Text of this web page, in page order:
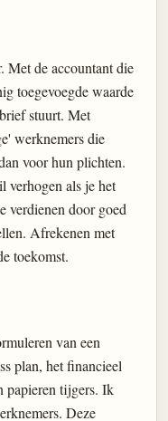
Met de accountant die
toegevoegde waarde
stuurt. Met
werknemers die
voor hun plichten.
verhogen als je het
verdienen door goed
Afrekenen met
toekomst.
van een
plan, het financieel
papieren tijgers. Ik
Deze